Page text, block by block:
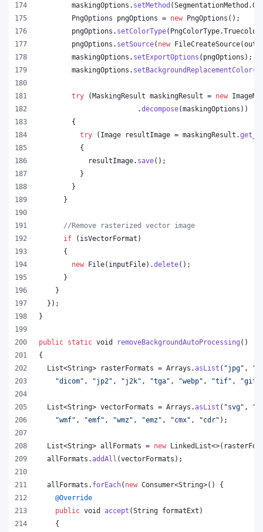
maskingOptions . setMethod (SegmentationMethod .
PngOptions
pngOptions = new PngOptions ();
pngOptions . setColorType( PngColorType.
pngOptions . setSource( new FileCreateSource(
maskingOptions . setExportOptions ( pngOptions );
maskingOptions . setBackgroundReplacementColor(
try (MaskingResult maskingResult = new
                        .
decompose(maskingOptions ))
        {
try ( Image resultImage = maskingResult .
          {
resultImage. save();
          }
        }
      }
//Remove rasterized vector image
if ( isVectorFormat )
      {
new File( inputFile).delete();
      }
    }
  });
}
public static void removeBackgroundAutoProcessing ()
{
List<String> rasterFormats = Arrays .asList ( "jpg" ,
"dicom" , "jp2" , "j2k" , "tga" , "webp" , "tif" , "gif"
List<String> vectorFormats = Arrays .asList ( "svg" ,
"wmf" , "emf" , "wmz" , "emz" , "cmx" , "cdr" );
List<String> allFormats = new LinkedList<>(
allFormats .addAll (vectorFormats );
allFormats . forEach( new Consumer<String>() {
@Override
public void accept (String formatExt )
    {